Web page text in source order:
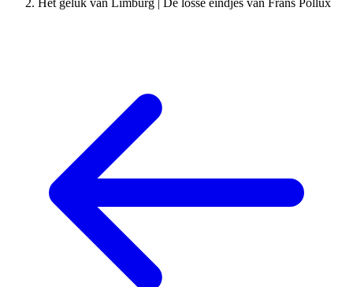
Het geluk van Limburg | De losse eindjes van Frans Pollux